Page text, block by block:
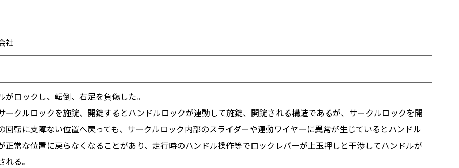
社
ロックし、転倒、右足を負傷した。
ークルロックを施錠、開錠するとハンドルロックが連動して施錠、開錠される構造であるが、サークルロックを開
回転に支障ない位置へ戻っても、サークルロック内部のスライダーや連動ワイヤーに異常が生じているとハンドル
正常な位置に戻らなくなることがあり、走行時のハンドル操作等でロックレバーが上玉押しと干渉してハンドルが
る。